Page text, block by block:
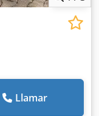
Llamar